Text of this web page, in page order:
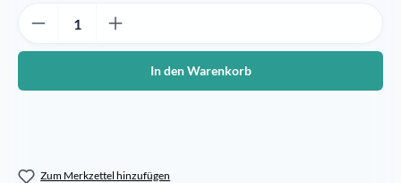
In den Warenkorb
Zum Merkzettel hinzufügen